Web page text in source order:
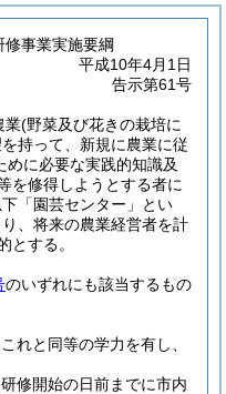
事業実施要綱
平成10年4月1日
告示第61号
業(野菜及び花きの栽培に
持って、新規に農業に従
めに必要な実践的知識及
を修得しようとする者に
「園芸センター」とい
、将来の農業経営者を計
とする。
のいずれにも該当するもの
れと同等の学力を有し、
修開始の日前までに市内